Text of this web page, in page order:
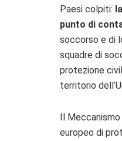
Paesi colpiti:
punto di
soccorso e di
squadre di
protezione
territorio
Il
europeo di